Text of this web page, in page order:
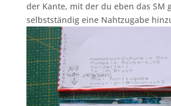
der Kante, mit der du eben das SM
selbstständig eine Nahtzugabe